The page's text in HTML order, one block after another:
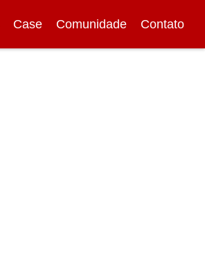
Case Comunidade Contato